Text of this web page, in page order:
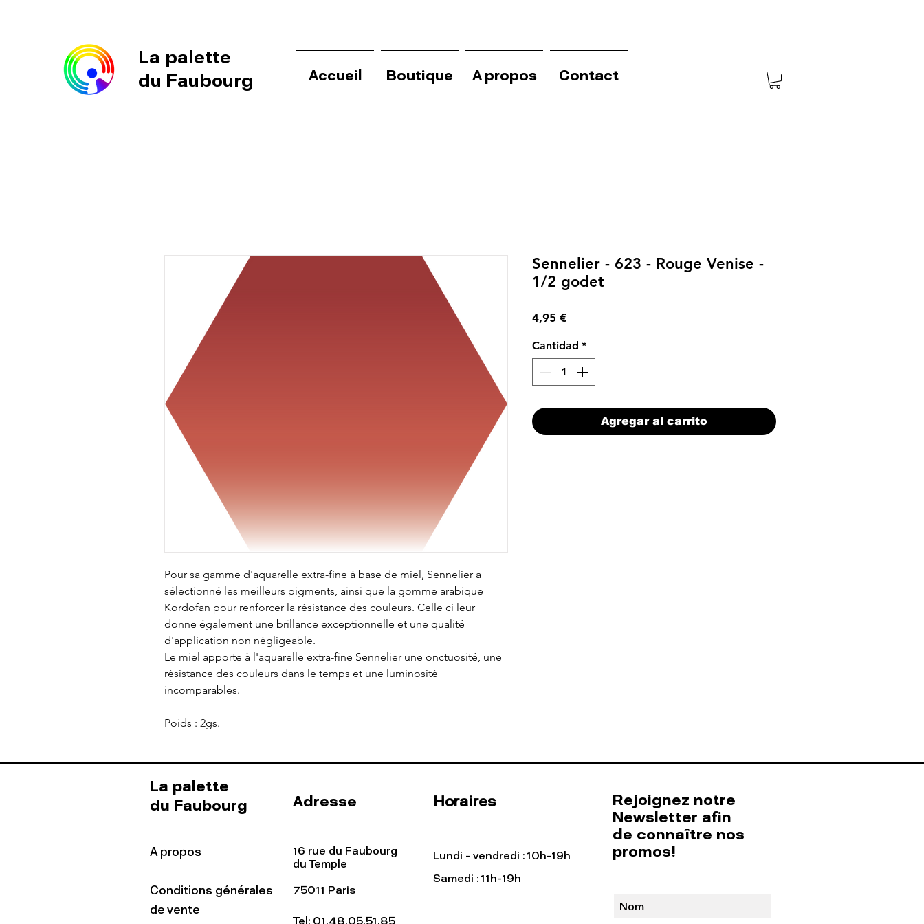
Accueil Boutique A propos Contact
La palette
du Faubourg
Pour sa gamme d'aquarelle extra-fine à base de miel, Sennelier a
sélectionné les meilleurs pigments, ainsi que la gomme arabique
Kordofan pour renforcer la résistance des couleurs. Celle ci leur
donne également une brillance exceptionnelle et une qualité
d'application non négligeable.
Le miel apporte à l'aquarelle extra-fine Sennelier une onctuosité, une
résistance des couleurs dans le temps et une luminosité
incomparables.
Poids : 2gs.
Sennelier - 623 - Rouge Venise -
1/2 godet
4,95 €Precio
Cantidad *
Agregar al carrito
La palette
du Faubourg
Adresse Horaires
A propos
Conditions générales
de vente
16 rue du Faubourg
du Temple
75011 Paris
Tel: 01.48.05.51.85
Lundi - vendredi : 10h-19h
Samedi : 11h-19h
Rejoignez notre
Newsletter afin
de connaître nos
promos!